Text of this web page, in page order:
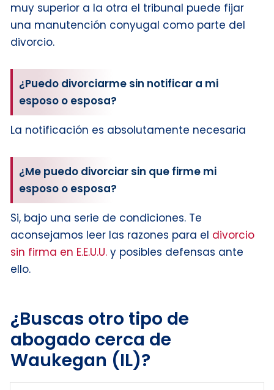
muy superior a la otra el tribunal puede fijar
una manutención conyugal como parte del
divorcio.
¿Puedo divorciarme sin notificar a mi
esposo o esposa?
La notificación es absolutamente necesaria
¿Me puedo divorciar sin que firme mi
esposo o esposa?
Si, bajo una serie de condiciones. Te
aconsejamos leer las razones para el divorcio
sin firma en E.E.U.U. y posibles defensas ante
ello.
¿Buscas otro tipo de
abogado cerca de
Waukegan (IL)?